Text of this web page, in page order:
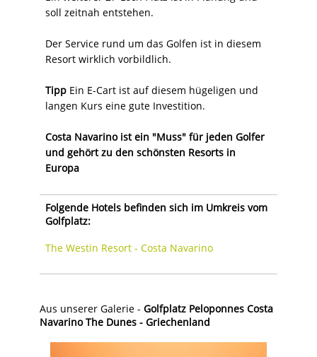
soll zeitnah entstehen.
Der Service rund um das Golfen ist in diesem
Resort wirklich vorbildlich.
Tipp Ein E-Cart ist auf diesem hügeligen und
langen Kurs eine gute Investition.
Costa Navarino ist ein "Muss" für jeden Golfer
und gehört zu den schönsten Resorts in
Europa
Folgende Hotels befinden sich im Umkreis vom
Golfplatz:
The Westin Resort - Costa Navarino
Aus unserer Galerie - Golfplatz Peloponnes Costa
Navarino The Dunes - Griechenland